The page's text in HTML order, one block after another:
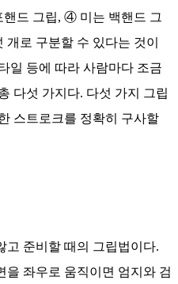
드 그립, ④ 미는 백핸드 그
로 구분할 수 있다는 것이
일 등에 따라 사람마다 조금
다섯 가지다. 다섯 가지 그립
스트로크를 정확히 구사할
고 준비할 때의 그립법이다.
을 좌우로 움직이면 엄지와 검